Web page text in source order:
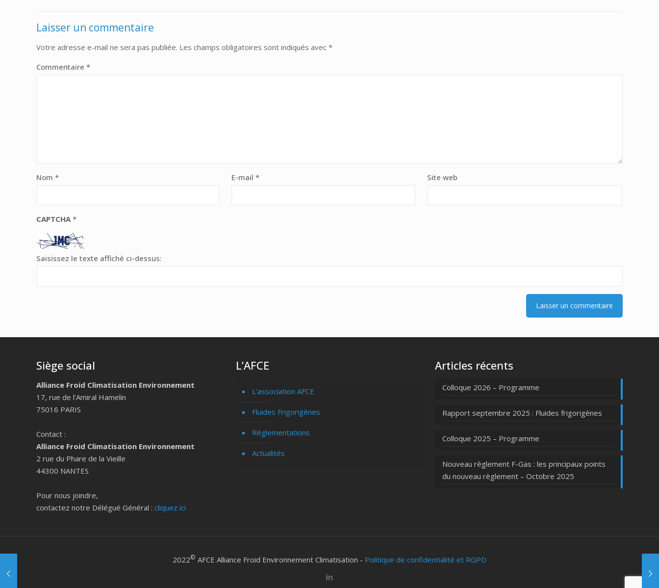
Laisser un commentaire
Votre adresse e-mail ne sera pas publiée. Les champs obligatoires sont indiqués avec *
Commentaire *
Nom * E-mail* Site web
CAPTCHA *
Saisissez le texte affiché ci-dessus:
Siège social
Alliance Froid Climatisation Environnement
17, rue de l'Amiral Hamelin
75016 PARIS
Contact :
Alliance Froid Climatisation Environnement
2 rue du Phare de la Vieille
44300 NANTES
Pour nous joindre,
contactez notre Délégué Général : cliquez ici
L’AFCE
L’association AFCE
Fluides Frigorigènes
Réglementations
Actualités
Articles récents
Colloque 2026 – Programme
Rapport septembre 2025 : Fluides frigorigènes
Colloque 2025 – Programme
Nouveau règlement F-Gas : les principaux points
du nouveau règlement – Octobre 2025
2022© AFCE Alliance Froid Environnement Climatisation - Politique de confidentialité et RGPD